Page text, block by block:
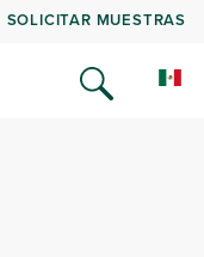
SOLICITAR MUESTRAS